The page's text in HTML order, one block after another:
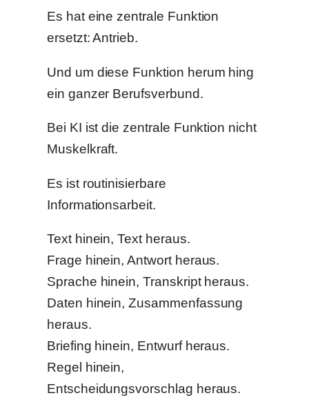
Es hat eine zentrale Funktion
ersetzt: Antrieb.
Und um diese Funktion herum hing
ein ganzer Berufsverbund.
Bei KI ist die zentrale Funktion nicht
Muskelkraft.
Es ist routinisierbare
Informationsarbeit.
Text hinein, Text heraus.
Frage hinein, Antwort heraus.
Sprache hinein, Transkript heraus.
Daten hinein, Zusammenfassung
heraus.
Briefing hinein, Entwurf heraus.
Regel hinein,
Entscheidungsvorschlag heraus.